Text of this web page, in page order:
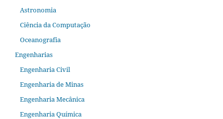
Astronomia
Ciência da Computação
Oceanografia
Engenharias
Engenharia Civil
Engenharia de Minas
Engenharia Mecânica
Engenharia Química